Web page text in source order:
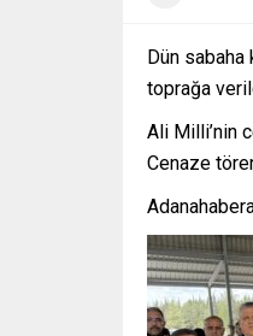
Dün sabaha
toprağa
Ali Milli’nin
Cenaze